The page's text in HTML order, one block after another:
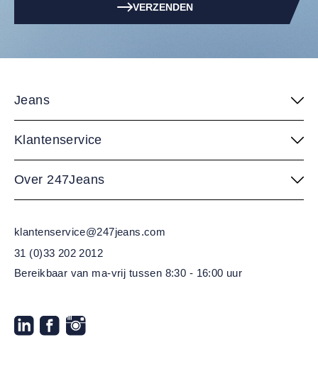
VERZENDEN
Jeans
Klantenservice
Over 247Jeans
klantenservice@247jeans.com
31 (0)33 202 2012
Bereikbaar van ma-vrij tussen 8:30 - 16:00 uur